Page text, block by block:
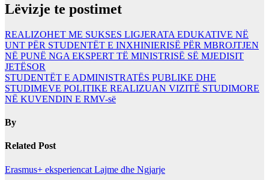
Lëvizje te postimet
REALIZOHET ME SUKSES LIGJERATA EDUKATIVE NË
UNT PËR STUDENTËT E INXHINIERISË PËR MBROJTJEN
NË PUNË NGA EKSPERT TË MINISTRISË SË MJEDISIT
JETËSOR
STUDENTËT E ADMINISTRATËS PUBLIKE DHE
STUDIMEVE POLITIKE REALIZUAN VIZITË STUDIMORE
NË KUVENDIN E RMV-së
By
Related Post
Erasmus+ eksperiencat Lajme dhe Ngjarje